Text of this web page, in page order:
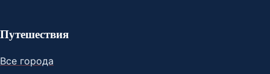
Путешествия
Все города